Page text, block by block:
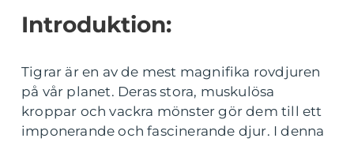
Introduktion:
Tigrar är en av de mest magnifika rovdjuren
på vår planet. Deras stora, muskulösa
kroppar och vackra mönster gör dem till ett
imponerande och fascinerande djur. I denna